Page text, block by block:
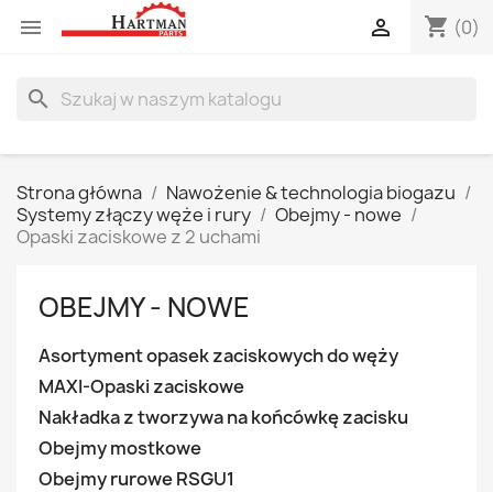
 shopping_cart (0)

search
Strona główna
Nawożenie & technologia biogazu
Systemy złączy węże i rury
Obejmy - nowe
Opaski zaciskowe z 2 uchami
OBEJMY - NOWE
Asortyment opasek zaciskowych do węży
MAXI-Opaski zaciskowe
Nakładka z tworzywa na końcówkę zacisku
Obejmy mostkowe
Obejmy rurowe RSGU1